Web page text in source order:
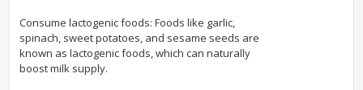
Consume lactogenic foods: Foods like garlic,
spinach, sweet potatoes, and sesame seeds are
known as lactogenic foods, which can naturally
boost milk supply.